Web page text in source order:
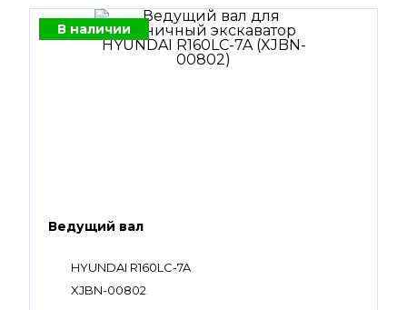
В наличии
Ведущий вал
HYUNDAI R160LC-7A
XJBN-00802